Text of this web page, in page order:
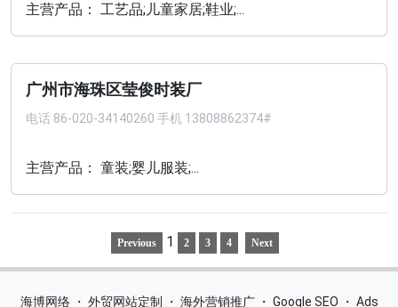
主营产品： 工艺品;儿童家居;鞋业;...
广州市海珠区莹俊时装厂
电话 86-020-34140260 手机 13808862374#
主营产品： 童装;婴儿服装;...
Previous 1 2 3 4 Next
海博网络 ・ 外贸网站定制 ・ 海外营销推广 ・ Google SEO ・ Ads